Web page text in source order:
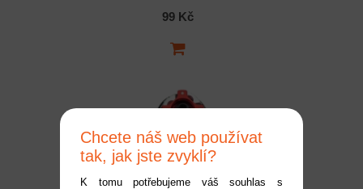
99 Kč
Chcete náš web používat
tak, jak jste zvyklí?
K tomu potřebujeme váš souhlas s